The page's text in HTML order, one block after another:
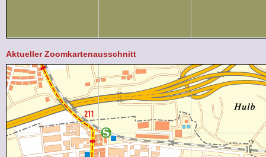
Aktueller Zoomkartenausschnitt